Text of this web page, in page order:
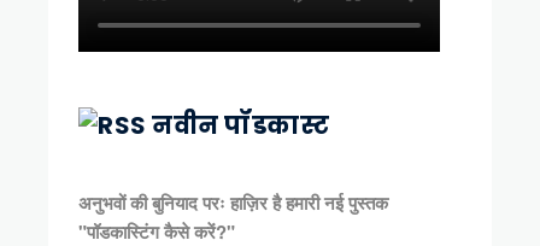
नवीन पॉडकास्ट
अनुभवों की बुनियाद परः हाज़िर है हमारी नई पुस्तक
"पॉडकास्टिंग कैसे करें?"